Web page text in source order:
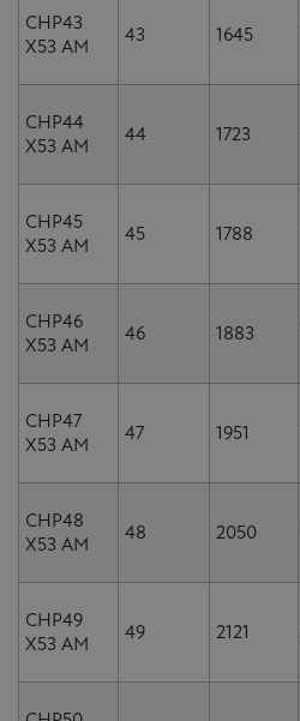
CHP43
X53 AM
43 1645
CHP44
X53 AM
44 1723
CHP45
X53 AM
45 1788
CHP46
X53 AM
46 1883
CHP47
X53 AM
47 1951
CHP48
X53 AM
48 2050
CHP49
X53 AM
49 2121